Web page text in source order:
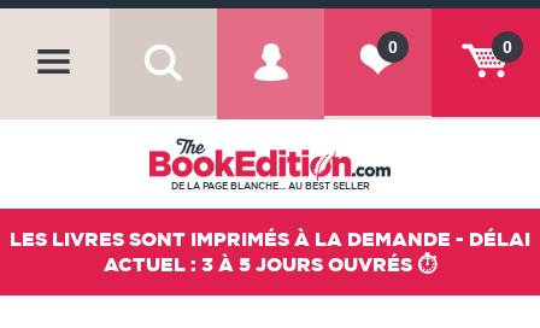
0
0
DE LA PAGE BLANCHE... AU BEST SELLER
LES LIVRES SONT IMPRIMÉS À LA DEMANDE - DÉLAI
ACTUEL : 3 À 5 JOURS OUVRÉS ⏱️